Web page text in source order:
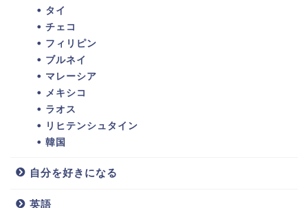
タイ
チェコ
フィリピン
ブルネイ
マレーシア
メキシコ
ラオス
リヒテンシュタイン
韓国
自分を好きになる
英語